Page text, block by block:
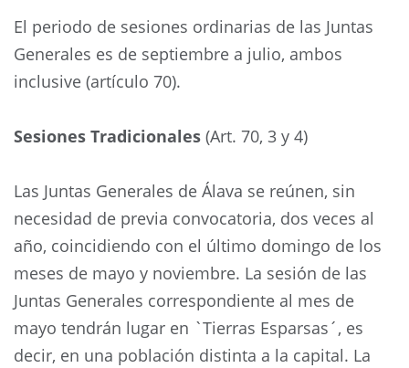
El periodo de sesiones ordinarias de las Juntas
Generales es de septiembre a julio, ambos
inclusive (artículo 70).
Sesiones Tradicionales (Art. 70, 3 y 4)
Las Juntas Generales de Álava se reúnen, sin
necesidad de previa convocatoria, dos veces al
año, coincidiendo con el último domingo de los
meses de mayo y noviembre. La sesión de las
Juntas Generales correspondiente al mes de
mayo tendrán lugar en `Tierras Esparsas´, es
decir, en una población distinta a la capital. La